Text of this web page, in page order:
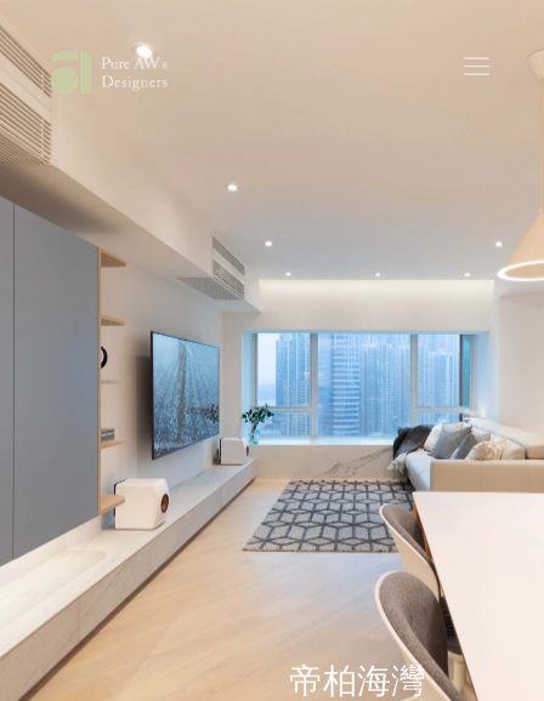
帝柏海灣